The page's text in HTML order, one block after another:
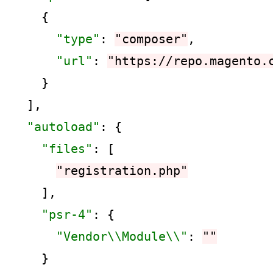
    {
"type" : "composer" ,
"url" :
"https://
    }
  ],
"autoload" : {
"files" : [
"registration.php"
    ],
"psr-4" : {
"Vendor\\Module\\" :
""
    }